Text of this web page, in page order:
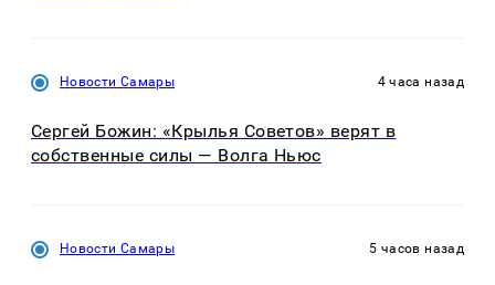
Новости Самары 4 часа назад
Сергей Божин: «Крылья Советов» верят в
собственные силы — Волга Ньюс
Новости Самары 5 часов назад